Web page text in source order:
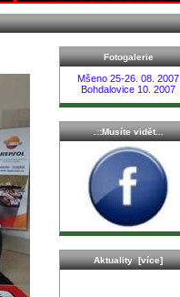
Fotogalerie
Mšeno 25-26. 08. 2007
Bohdalovice 10. 2007
.::Musíte vidět...
Aktuality [více]